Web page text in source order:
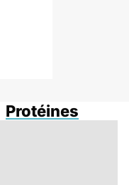
Protéines